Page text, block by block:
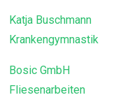
Katja Buschmann
Krankengymnastik
Bosic GmbH
Fliesenarbeiten